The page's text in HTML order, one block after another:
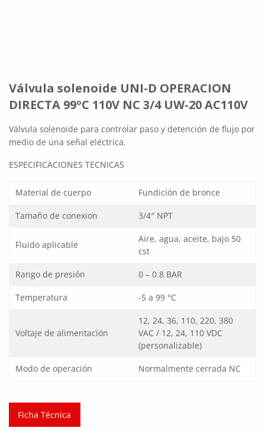
Válvula solenoide UNI-D OPERACION
DIRECTA 99ºC 110V NC 3/4 UW-20 AC110V
Válvula solenoide para controlar paso y detención de flujo por
medio de una señal eléctrica.
ESPECIFICACIONES TECNICAS
Material de cuerpo Fundición de bronce
Tamaño de conexion 3/4″ NPT
Fluido aplicable
Aire, agua, aceite, bajo 50
cst
Rango de presión 0 – 0.8 BAR
Temperatura -5 a 99 °C
Voltaje de alimentación
12, 24, 36, 110, 220, 380
VAC / 12, 24, 110 VDC
(personalizable)
Modo de operación Normalmente cerrada NC
Ficha Técnica